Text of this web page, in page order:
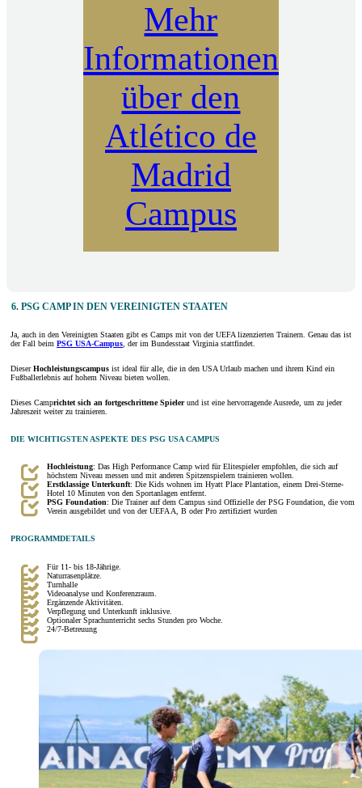
Mehr
Informationen
über den
Atlético de
Madrid
Campus
6. PSG CAMP IN DEN VEREINIGTEN STAATEN
Ja, auch in den Vereinigten Staaten gibt es Camps mit von der UEFA lizenzierten Trainern. Genau das ist
der Fall beim PSG USA-Campus , der im Bundesstaat Virginia stattfindet.
DieserHochleistungscampus ist ideal für alle, die in den USA Urlaub machen und ihrem Kind ein
Fußballerlebnis auf hohem Niveau bieten wollen.
Dieses Camprichtet sich an fortgeschrittene Spielerund ist eine hervorragende Ausrede, um zu jeder
Jahreszeit weiter zu trainieren.
DIE WICHTIGSTEN ASPEKTE DES PSG USA CAMPUS
Hochleistung: Das High Performance Camp wird für Elitespieler empfohlen, die sich auf
höchstem Niveau messen und mit anderen Spitzenspielern trainieren wollen.
Erstklassige Unterkunft: Die Kids wohnen im Hyatt Place Plantation, einem Drei-Sterne-
Hotel 10 Minuten von den Sportanlagen entfernt.
PSG Foundation: Die Trainer auf dem Campus sind Offizielle der PSG Foundation, die vom
Verein ausgebildet und von der UEFA A, B oder Pro zertifiziert wurden
PROGRAMMDETAILS
Für 11- bis 18-Jährige.
Naturrasenplätze.
Turnhalle
Videoanalyse und Konferenzraum.
Ergänzende Aktivitäten.
Verpflegung und Unterkunft inklusive.
Optionaler Sprachunterricht sechs Stunden pro Woche.
24/7-Betreuung